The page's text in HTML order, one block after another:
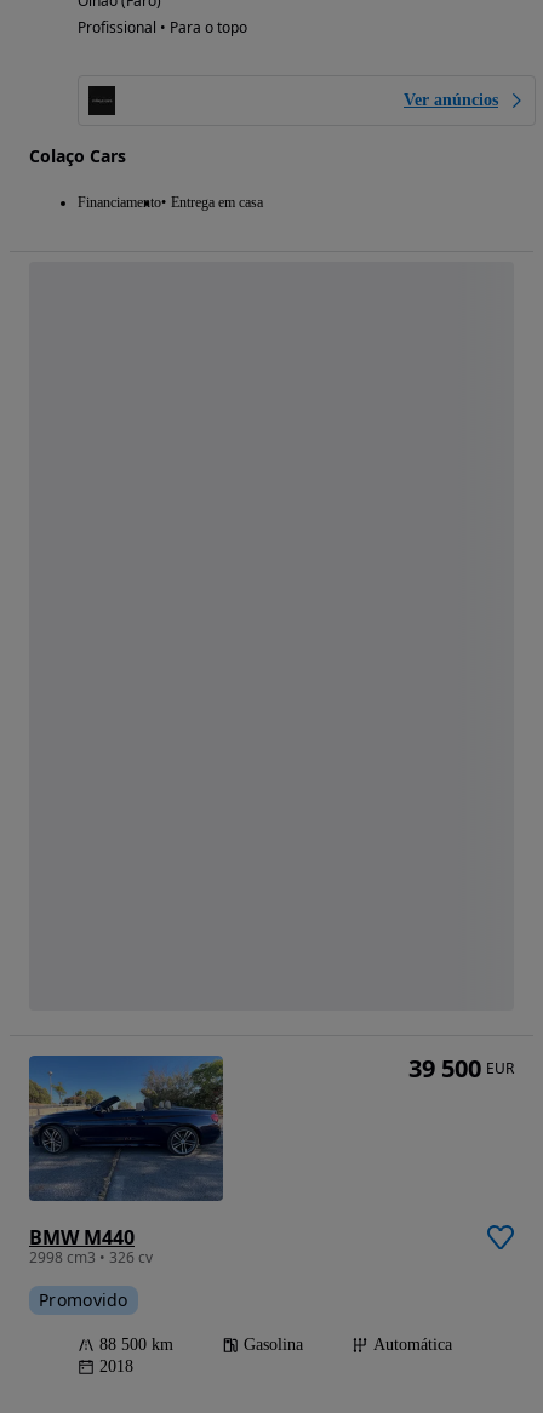
Profissional • Para o topo
Ver anúncios
Colaço Cars
Financiamento Entrega em casa
BMW M440
2998 cm3 • 326 cv
Promovido
88 500 km Gasolina
Automática
2018
39 500 EUR